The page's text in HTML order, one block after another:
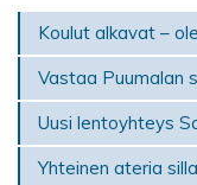
Koulut alkavat –
Vastaa Puumalan
Uusi lentoyhteys
Yhteinen ateria